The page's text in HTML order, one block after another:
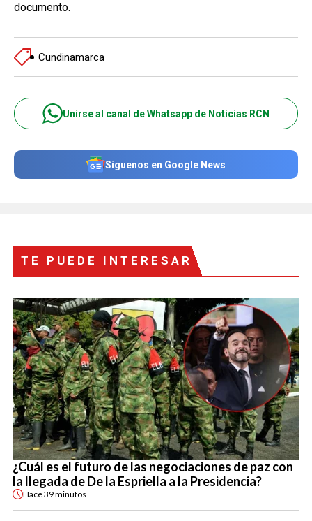
documento.
Cundinamarca
Unirse al canal de Whatsapp de Noticias RCN
Síguenos en Google News
TE PUEDE INTERESAR
¿Cuál es el futuro de las negociaciones de paz con
la llegada de De la Espriella a la Presidencia?
Hace39 minutos